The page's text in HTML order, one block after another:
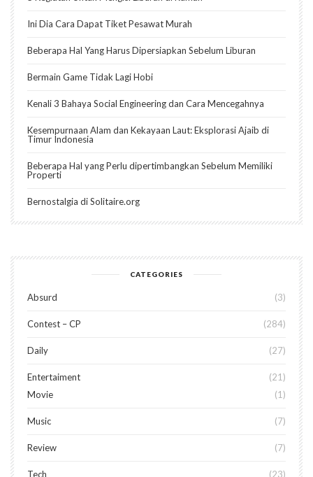
Ini Dia Cara Dapat Tiket Pesawat Murah
Beberapa Hal Yang Harus Dipersiapkan Sebelum Liburan
Bermain Game Tidak Lagi Hobi
Kenali 3 Bahaya Social Engineering dan Cara Mencegahnya
Kesempurnaan Alam dan Kekayaan Laut: Eksplorasi Ajaib di
Timur Indonesia
Beberapa Hal yang Perlu dipertimbangkan Sebelum Memiliki
Properti
Bernostalgia di Solitaire.org
CATEGORIES
Absurd 3
Contest – CP 284
Daily 27
Entertaiment
21
Movie
1
Music 7
Review 7
Tech 23